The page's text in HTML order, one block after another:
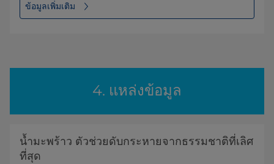
ข้อมูลเพิ่มเติม
4. แหล่งข้อมูล
น้ำมะพร้าว ตัวช่วยดับกระหายจากธรรมชาติที่เลิศ
ที่สุด